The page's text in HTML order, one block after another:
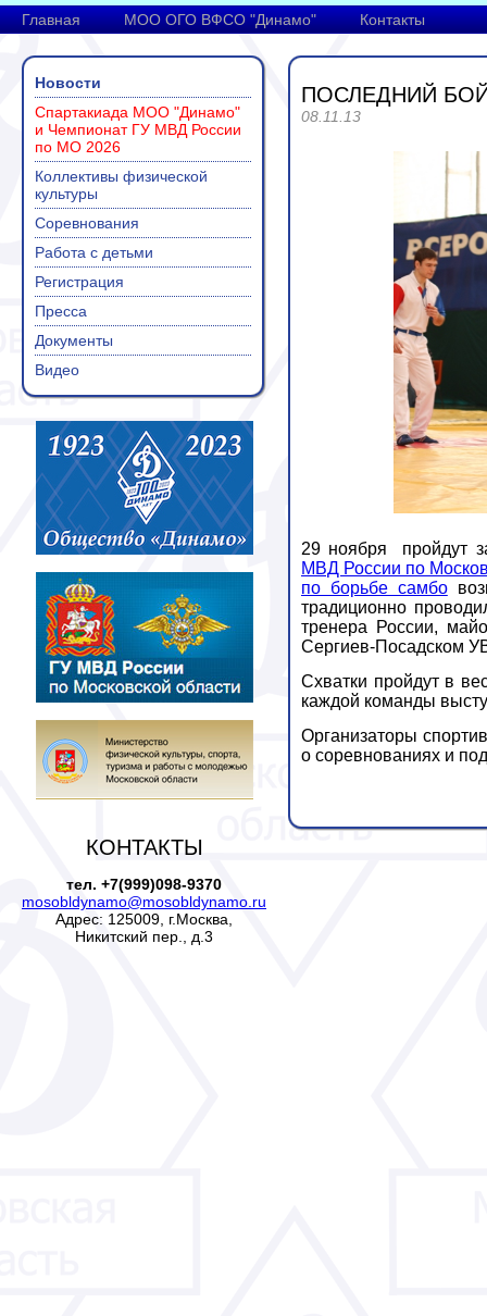
Главная МОО ОГО ВФСО "Динамо" Контакты
Новости
Спартакиада МОО "Динамо"
и Чемпионат ГУ МВД России
по МО 2026
Коллективы физической
культуры
Соревнования
Работа с детьми
Регистрация
Пресса
Документы
Видео
КОНТАКТЫ
тел. +7(999)098-9370
mosobldynamo@mosobldynamo.ru
Адрес: 125009, г.Москва,
Никитский пер., д.3
ПОСЛЕДНИЙ
08.11.13
29 ноября пройдут
МВД России по
по борьбе самбо
традиционно
тренера России,
Сергиев-Посадском
Схватки пройдут в
каждой команды
Организаторы
о соревнованиях и